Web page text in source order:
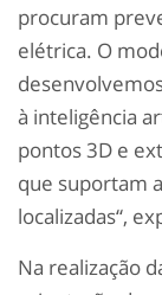
procuram
elétrica. O
à inteligência
pontos 3D e
que suportam
localizadas“,
Na realização